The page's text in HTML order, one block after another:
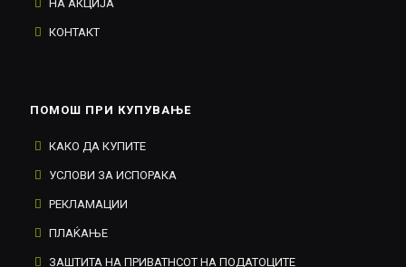
НА АКЦИЈА
КОНТАКТ
ПОМОШ ПРИ КУПУВАЊЕ
КАКО ДА КУПИТЕ
УСЛОВИ ЗА ИСПОРАКА
РЕКЛАМАЦИИ
ПЛАЌАЊЕ
ЗАШТИТА НА ПРИВАТНСОТ НА ПОДАТОЦИТЕ